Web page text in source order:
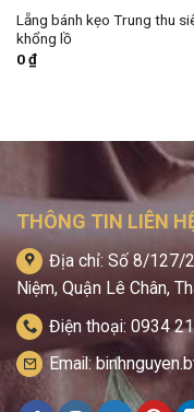
Lẵng bánh kẹo Trung thu
khổng lồ
0₫
THÔNG TIN LIÊN
Địa chỉ: Số 8/127/
Niệm, Quận Lê Chân,
Điện thoại: 0934
Email: